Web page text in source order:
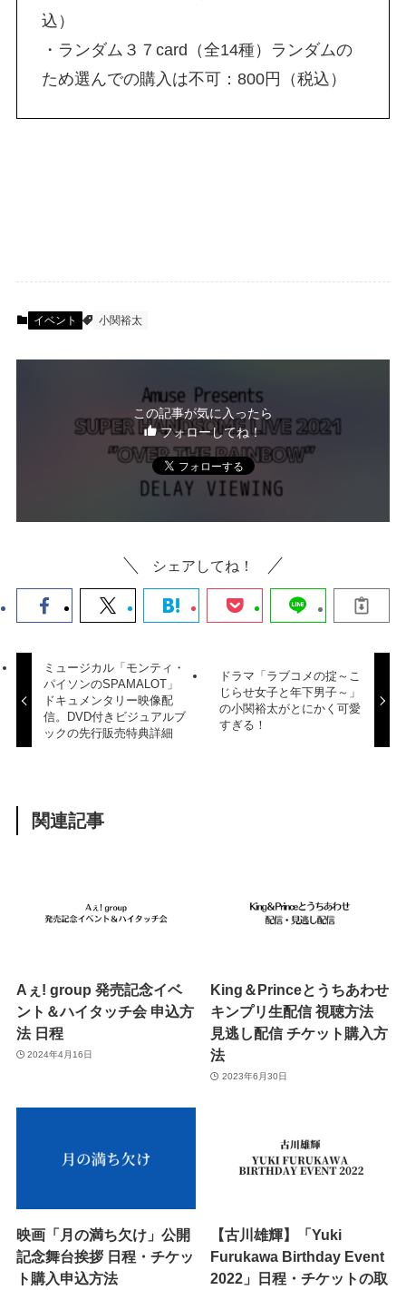
込）
・ランダム３７card（全14種）ランダムの
ため選んでの購入は不可：800円（税込）
イベント 小関裕太
この記事が気に入ったら
フォローしてね！
シェアしてね！
ミュージカル「モンティ・
パイソンのSPAMALOT」
ドキュメンタリー映像配
信。DVD付きビジュアルブ
ックの先行販売特典詳細
ドラマ「ラブコメの掟～こ
じらせ女子と年下男子～」
の小関裕太がとにかく可愛
すぎる！
関連記事
Aぇ! group 発売記念イベ
ント＆ハイタッチ会 申込方
法 日程
2024年4月16日
King＆Princeとうちあわせ
キンプリ生配信 視聴方法
見逃し配信 チケット購入方
法
2023年6月30日
映画「月の満ち欠け」公開
記念舞台挨拶 日程・チケッ
ト購入申込方法
【古川雄輝】「Yuki
Furukawa Birthday Event
2022」日程・チケットの取